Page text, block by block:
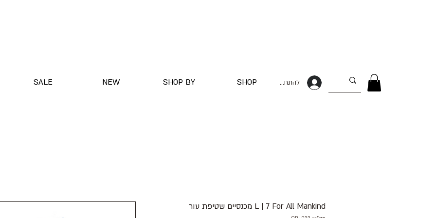
להתחברות SALE NEW SHOP BY SHOP
L | 7 For All Mankind​​​​​​​ מכנסיים שטיפת עור